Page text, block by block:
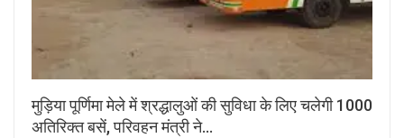
मुड़िया पूर्णिमा मेले में श्रद्धालुओं की सुविधा के लिए चलेगी 1000
अतिरिक्त बसें, परिवहन मंत्री ने…